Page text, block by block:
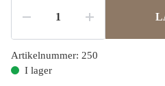
Artikelnummer: 250
I lager